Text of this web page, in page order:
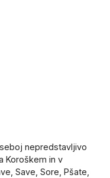
nepredstavljivo
Koroškem in v
Save, Sore, Pšate,